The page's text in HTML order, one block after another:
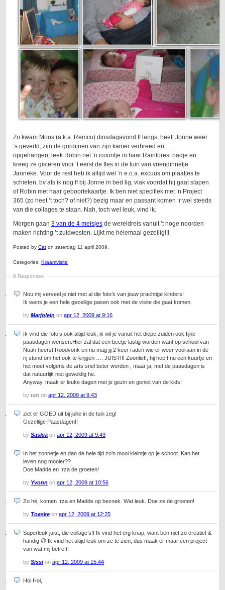
Zo kwam Moos (a.k.a. Remco) dinsdagavond ff langs, heeft Jonne weer
’s geverfd, zijn de gordijnen van zijn kamer verbreed en
opgehangen, leek Robin net ’n icoontje in haar Rainforest badje en
kreeg ze gisteren voor ’t eerst de fles in de tuin van vriendinnetje
Janneke. Voor de rest heb ik altijd wel ’n e.o.a. excuus om plaatjes te
schieten, bv als ik nog ff bij Jonne in bed lig, vlak voordat hij gaat slapen
of Robin met haar geboortekaartje. Ik ben niet specifiek met ’n Project
365 (zo heet ’t toch? of niet?) bezig maar en passant komen ‘r wel steeds
van die collages te staan. Nah, toch wel leuk, vind ik.
Morgen gaan 3 van de 4 meisjes de wereldreis vanuit ’t hoge noorden
maken richting ’t zuidwesten. Lijkt me hélemaal gezellig!!!
Posted by Cat on zaterdag 11 april 2009.
Categories: Kraamvisite
9 Responses
Nou mij verveel je niet met al die foto’s van jouw prachtige kinders!
Ik wens je een hele gezellige pasen ook met de visite die gaat komen.
by Marjolein on apr 12, 2009 at 9:16
Ik vind die foto’s ook altijd leuk, ik wil je vanuit het diepe zuiden ook fijne
paasdagen wensen.Hier zal dat een beetje lastig worden want op school van
Noah heerst Roodvonk en nu mag jij 2 keer raden wie er weer vooraan in de
rij stond om het ook te krijgen …. JUIST!!! Zoonlief!, hij heeft nu een kuurtje en
het moet volgens de arts snel beter worden , maar ja, met de paasdagen is
dat natuurlijk niet geweldig he.
Anyway, maak er leuke dagen met je gezin en geniet van de kids!
by tan on apr 12, 2009 at 9:43
ziet er GOED uit bij jullie in de tuin zeg!
Gezellige Paasdagen!!
by Saskia on apr 12, 2009 at 9:43
In het zonnetje en dan de hele tijd zo’n mooi kleintje op je schoot. Kan het
leven nog mooier??
Doe Madde en Irza de groeten!
by Yvonn on apr 12, 2009 at 10:56
Zo hé, komen Irza en Madde op bezoek. Wat leuk. Doe ze de groeten!
by Toaske on apr 12, 2009 at 12:25
Superleuk juist, die collage’s!! Ik vind het erg knap, want ben niet zo creatief &
handig 😉 Ik vind het altijd leuk om ze te zien, dus maak er maar een project
van wat mij betreft!
by Sission apr 12, 2009 at 15:44
Hoi Hoi,